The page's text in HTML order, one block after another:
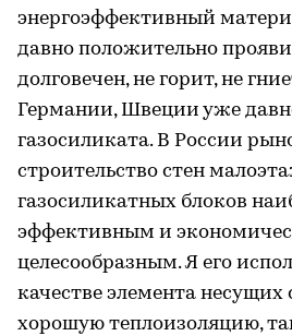
энергоэффективный
давно положительно
долговечен, не горит, не
Германии, Швеции уже
газосиликата. В России
строительство стен
газосиликатных блоков
эффективным и
целесообразным. Я его
качестве элемента
хорошую теплоизоляцию,